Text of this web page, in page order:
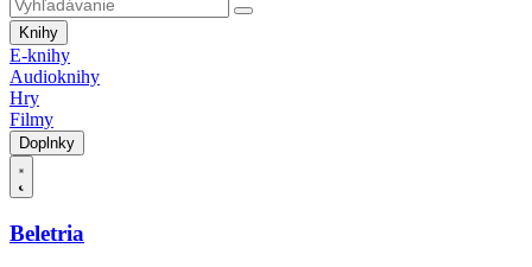
Knihy
E-knihy
Audioknihy
Hry
Filmy
Doplnky
Beletria